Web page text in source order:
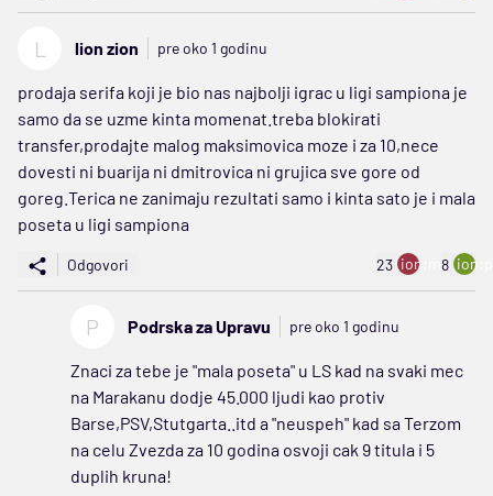
L lion zion pre oko 1 godinu
prodaja serifa koji je bio nas najbolji igrac u ligi sampiona je
samo da se uzme kinta momenat.treba blokirati
transfer,prodajte malog maksimovica moze i za 10,nece
dovesti ni buarija ni dmitrovica ni grujica sve gore od
goreg.Terica ne zanimaju rezultati samo i kinta sato je i mala
poseta u ligi sampiona
Odgovori 23 ion:minus
8
P Podrska za Upravu pre oko 1 godinu
Znaci za tebe je "mala poseta" u LS kad na svaki mec
na Marakanu dodje 45.000 ljudi kao protiv
Barse,PSV,Stutgarta..itd a "neuspeh" kad sa Terzom
na celu Zvezda za 10 godina osvoji cak 9 titula i 5
duplih kruna!